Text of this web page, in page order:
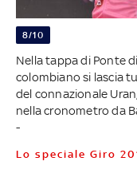
8/10
Nella tappa di Ponte
colombiano si lascia
del connazionale
nella cronometro da
-
Lo speciale Giro